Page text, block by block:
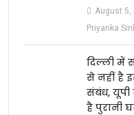
August 5,
Priyanka
दिल्ली में
से नहीं है
संबंध, यूपी
है पुरानी